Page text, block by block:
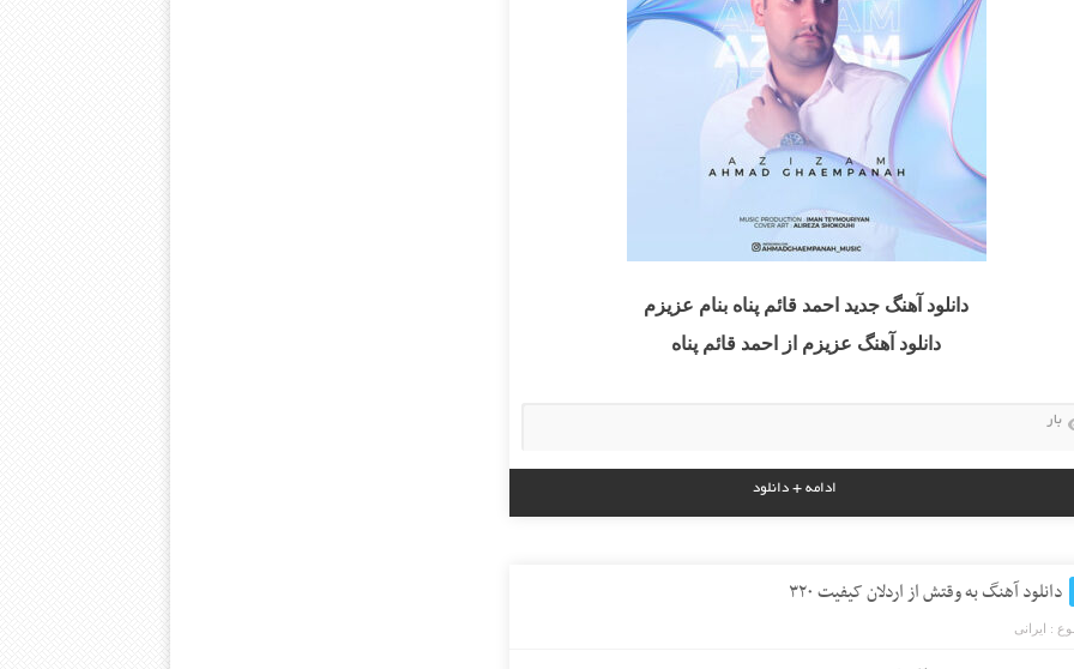
دانلود آهنگ جدید احمد قائم پناه بنام عزیزم
دانلود آهنگ عزیزم از احمد قائم پناه
بار
ادامه + دانلود
دانلود آهنگ به وقتش از اردلان کیفیت ۳۲۰
: ایرانی